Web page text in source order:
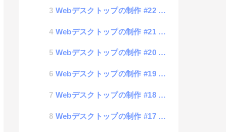
Webデスクトップの制作 #22 システムデータの禁止フラグ設定
Webデスクトップの制作 #21 ゴミ箱の設置
Webデスクトップの制作 #20 ファイル表示機能
Webデスクトップの制作 #19 現在時刻の表示
Webデスクトップの制作 #18 新規フォルダの追加&アイコンの名前変更
Webデスクトップの制作 #17 アイコンのオーバーラップ処理